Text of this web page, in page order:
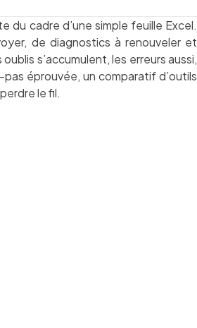
du cadre d’une simple feuille Excel.
de diagnostics à renouveler et
s’accumulent, les erreurs aussi,
éprouvée, un comparatif d’outils
le fil.